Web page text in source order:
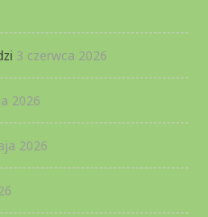
3 czerwca 2026
2026
2026